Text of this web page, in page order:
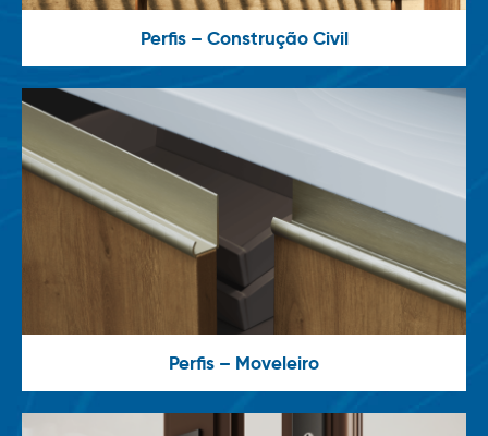
Perfis – Construção Civil
Perfis – Moveleiro